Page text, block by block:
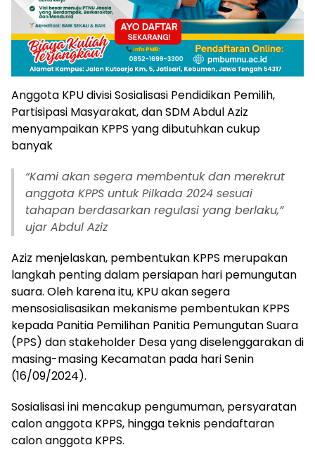
Anggota KPU divisi Sosialisasi Pendidikan Pemilih,
Partisipasi Masyarakat, dan SDM Abdul Aziz
menyampaikan KPPS yang dibutuhkan cukup
banyak
“Kami akan segera membentuk dan merekrut
anggota KPPS untuk Pilkada 2024 sesuai
tahapan berdasarkan regulasi yang berlaku,”
ujar Abdul Aziz
Aziz menjelaskan, pembentukan KPPS merupakan
langkah penting dalam persiapan hari pemungutan
suara. Oleh karena itu, KPU akan segera
mensosialisasikan mekanisme pembentukan KPPS
kepada Panitia Pemilihan Panitia Pemungutan Suara
(PPS) dan stakeholder Desa yang diselenggarakan di
masing-masing Kecamatan pada hari Senin
(16/09/2024).
Sosialisasi ini mencakup pengumuman, persyaratan
calon anggota KPPS, hingga teknis pendaftaran
calon anggota KPPS.